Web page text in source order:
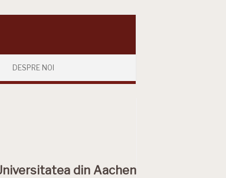
DESPRE NOI
din Aachen